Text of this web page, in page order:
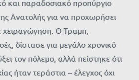
και παραδοσιακό προπύργιο
Ανατολής για να προχωρήσει
χειραγώγηση. Ο Τραμπ,
δίστασε για μεγάλο χρονικό
τον πόλεμο, αλλά πείστηκε ότι
ήταν τεράστια – έλεγχος όχι